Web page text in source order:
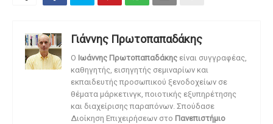
Γιάννης Πρωτοπαπαδάκης
O Ιωάννης Πρωτοπαπαδάκης είναι συγγραφέας,
καθηγητής, εισηγητής σεμιναρίων και
εκπαιδευτής προσωπικού ξενοδοχείων σε
θέματα μάρκετινγκ, ποιοτικής εξυπηρέτησης
και διαχείρισης παραπόνων. Σπούδασε
Διοίκηση Επιχειρήσεων στο Πανεπιστήμιο